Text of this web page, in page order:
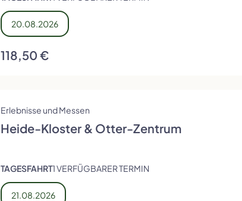
20.08.2026
118,50 €
Erlebnisse und Messen
Heide-Kloster & Otter-Zentrum
TAGESFAHRT1 VERFÜGBARER TERMIN
21.08.2026